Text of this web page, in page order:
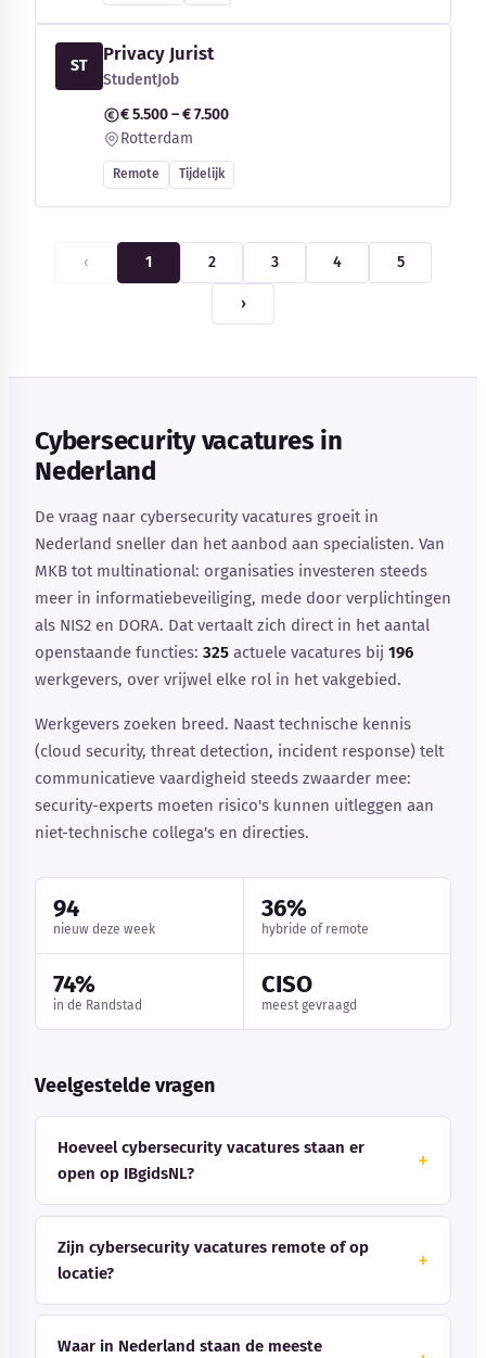
ST
Privacy Jurist
StudentJob
€ 5.500 – € 7.500
Rotterdam
Remote Tijdelijk
‹ 1 2 3 4 5
›
Cybersecurity vacatures in
Nederland
De vraag naar cybersecurity vacatures groeit in
Nederland sneller dan het aanbod aan specialisten. Van
MKB tot multinational: organisaties investeren steeds
meer in informatiebeveiliging, mede door verplichtingen
als NIS2 en DORA. Dat vertaalt zich direct in het aantal
openstaande functies: 325 actuele vacatures bij 196
werkgevers, over vrijwel elke rol in het vakgebied.
Werkgevers zoeken breed. Naast technische kennis
(cloud security, threat detection, incident response) telt
communicatieve vaardigheid steeds zwaarder mee:
security-experts moeten risico's kunnen uitleggen aan
niet-technische collega's en directies.
94
nieuw deze week
36%
hybride of remote
74%
in de Randstad
CISO
meest gevraagd
Veelgestelde vragen
Hoeveel cybersecurity vacatures staan er
open op IBgidsNL?
Zijn cybersecurity vacatures remote of op
locatie?
Waar in Nederland staan de meeste